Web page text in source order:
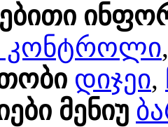
კონტროლი
დიჯეი,
მენიუ